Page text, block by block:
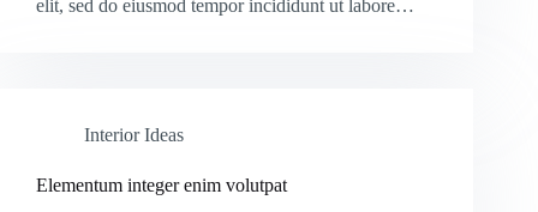
elit, sed do eiusmod tempor incididunt ut labore…
Interior Ideas
Elementum integer enim volutpat